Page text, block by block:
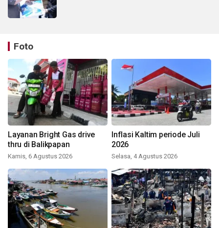
Foto
Layanan Bright Gas drive
thru di Balikpapan
Kamis, 6 Agustus 2026
Inflasi Kaltim periode Juli
2026
Selasa, 4 Agustus 2026